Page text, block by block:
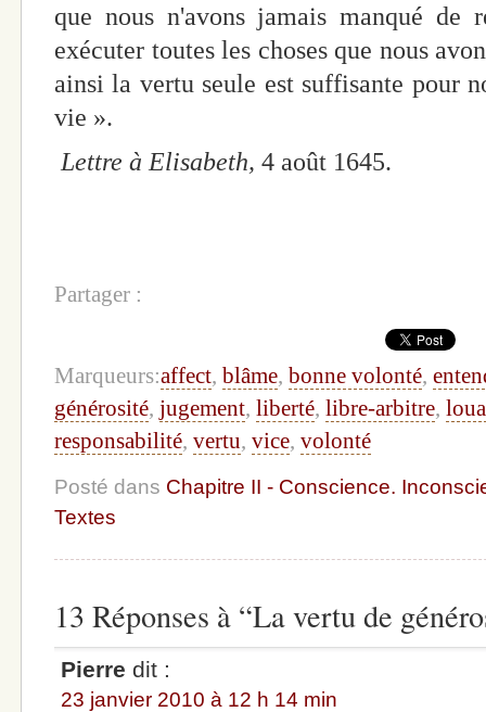
que nous n'avons jamais manqué de
exécuter toutes les choses que nous
ainsi la vertu seule est suffisante pour
vie ».
Lettre à Elisabeth, 4 août 1645.
Partager :
Marqueurs:affect, blâme, bonne volonté,
générosité, jugement, liberté, libre-arbitre,
responsabilité, vertu, vice, volonté
Posté dans Chapitre II - Conscience.
Textes
13 Réponses à “La vertu de
Pierre dit :
23 janvier 2010 à 12 h 14 min